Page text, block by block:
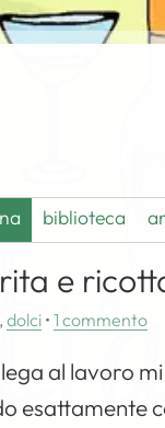
biblioteca
e
,dolci • 1 commento
al lavoro
esattamente